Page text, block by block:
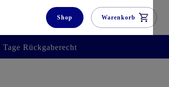
Shop Warenkorb
Tage Rückgaberecht